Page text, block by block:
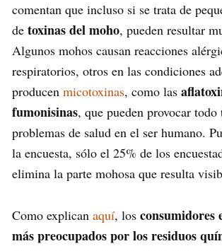
comentan que incluso si se trata de
de toxinas del moho, pueden resultar
Algunos mohos causan reacciones
respiratorios, otros en las condiciones
producen micotoxinas, como las
fumonisinas, que pueden provocar
problemas de salud en el ser humano.
la encuesta, sólo el 25% de los
elimina la parte mohosa que resulta
Como explican aquí, los consumidores
más preocupados por los residuos